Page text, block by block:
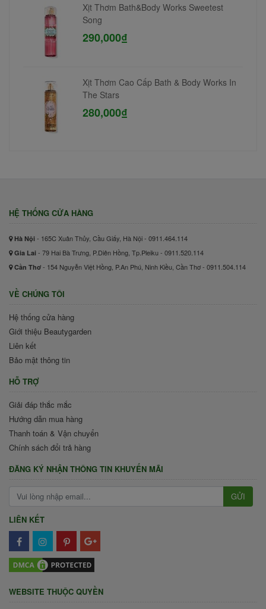
Xịt Thơm Bath&Body Works Sweetest
Song
290,000₫
Xịt Thơm Cao Cấp Bath & Body Works In
The Stars
280,000₫
HỆ THỐNG CỬA HÀNG
Hà Nội - 165C Xuân Thủy, Cầu Giấy, Hà Nội - 0911.464.114
Gia Lai - 79 Hai Bà Trưng, P.Diên Hồng, Tp.Pleiku - 0911.520.114
Cần Thơ - 154 Nguyễn Việt Hồng, P.An Phú, Ninh Kiều, Cần Thơ - 0911.504.114
VỀ CHÚNG TÔI
Hệ thống cửa hàng
Giới thiệu Beautygarden
Liên kết
Bảo mật thông tin
HỖ TRỢ
Giải đáp thắc mắc
Hướng dẫn mua hàng
Thanh toán & Vận chuyển
Chính sách đổi trả hàng
ĐĂNG KÝ NHẬN THÔNG TIN KHUYẾN MÃI
GỬI
LIÊN KẾT
WEBSITE THUỘC QUYỀN